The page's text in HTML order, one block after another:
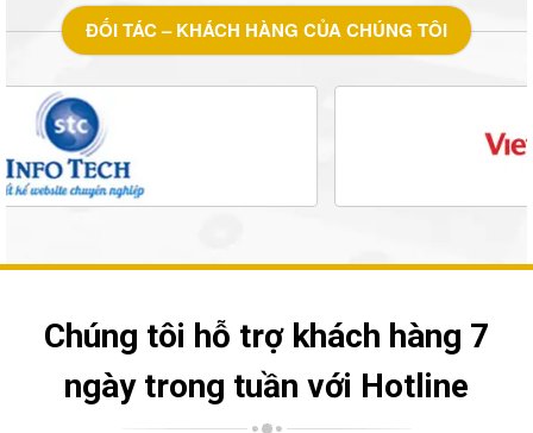
ĐỐI TÁC – KHÁCH HÀNG CỦA CHÚNG TÔI
Chúng tôi hỗ trợ khách hàng 7
ngày trong tuần với Hotline